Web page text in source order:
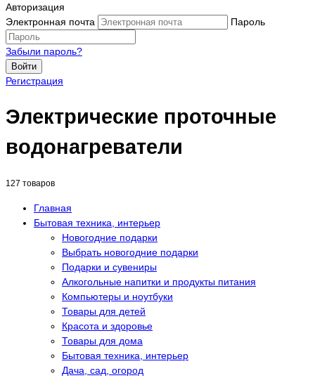
Авторизация
Электронная почта
Пароль
Забыли пароль?
Войти
Регистрация
Электрические проточные
водонагреватели
127 товаров
Главная
Бытовая техника, интерьер
Новогодние подарки
Выбрать новогодние подарки
Подарки и сувениры
Алкогольные напитки и продукты питания
Компьютеры и ноутбуки
Товары для детей
Красота и здоровье
Товары для дома
Бытовая техника, интерьер
Дача, сад, огород